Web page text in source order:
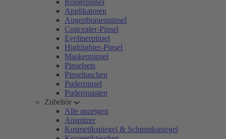
Rougepinsel
Applikatoren
Augenbrauenpinsel
Concealer-Pinsel
Eyelinerpinsel
Highlighter-Pinsel
Maskenpinsel
Pinselsets
Pinseltaschen
Puderpinsel
Puderquasten
Zubehör
Alle anzeigen
Anspitzer
Kosmetikspiegel & Schminkspiegel